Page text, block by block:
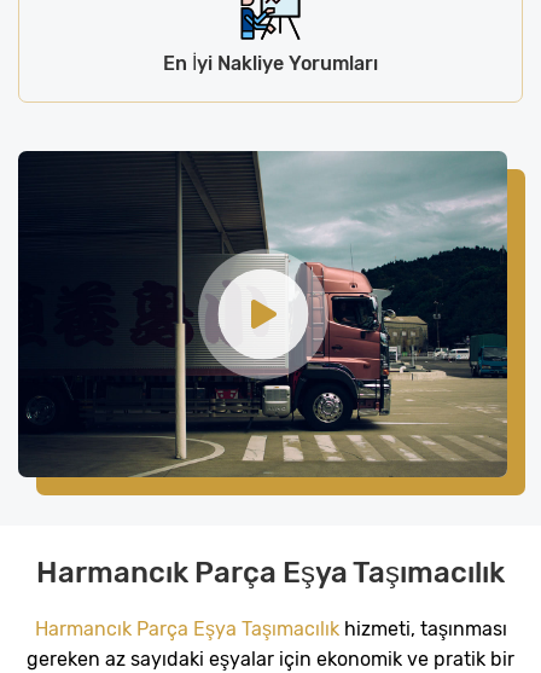
En İyi Nakliye Yorumları
Harmancık Parça Eşya Taşımacılık
Harmancık Parça Eşya Taşımacılık hizmeti, taşınması
gereken az sayıdaki eşyalar için ekonomik ve pratik bir